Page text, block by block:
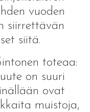
vuoden
siirrettävän
siitä.
toteaa:
on suuri
ovat
muistoja,